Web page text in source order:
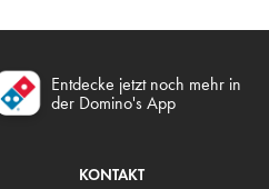
Entdecke jetzt noch mehr in
der Domino's App
KONTAKT